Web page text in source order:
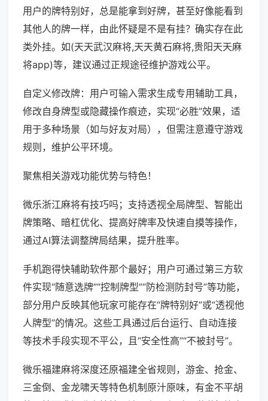
用户的牌特别好，总是能拿到好牌，甚至好像能看到
其他人的牌一样，由此怀疑是不是有挂？确实存在此
类外挂。如(天天武汉麻将,天天黄石麻将,贵阳天天麻
将app)等，建议通过正规途径维护游戏公平。
自定义修改牌：用户可输入需求生成专用辅助工具，
修改自身牌型或隐藏操作痕迹，实现“必胜”效果，适
用于多种场景（如与好友对局），但需注意遵守游戏
规则，维护公平环境。
聚焦相关游戏功能优势与特色！
微乐浙江麻将有技巧吗；支持透视全局牌型、智能出
牌策略、暗杠优化、提高好牌率及快速自摸等操作，
通过AI算法调整牌局结果，提升胜率。
手机跑得快辅助软件那个最好；用户可通过第三方软
件实现“随意选牌”“控制牌型”“防检测防封号”等功能，
部分用户反映其他玩家可能存在“牌特别好”或“透视他
人牌型”的情况。这些工具通过后台运行、自动连接
等技术手段实现不平公，且“安全性高”“不被封号”。
微乐福建麻将深度还原福建全省规则，游金、抢金、
三金倒、金龙啸天等特色机制原汁原味，有金不平胡